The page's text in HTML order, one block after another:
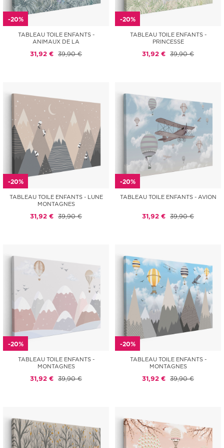
-20%
TABLEAU TOILE ENFANTS -
ANIMAUX DE LA
31,92 € 39,90 €
-20%
TABLEAU TOILE ENFANTS -
PRINCESSE
31,92 € 39,90 €
-20%
TABLEAU TOILE ENFANTS - LUNE
MONTAGNES
31,92 € 39,90 €
-20%
TABLEAU TOILE ENFANTS - AVION
31,92 € 39,90 €
-20%
TABLEAU TOILE ENFANTS -
MONTAGNES
31,92 € 39,90 €
-20%
TABLEAU TOILE ENFANTS -
MONTAGNES
31,92 € 39,90 €